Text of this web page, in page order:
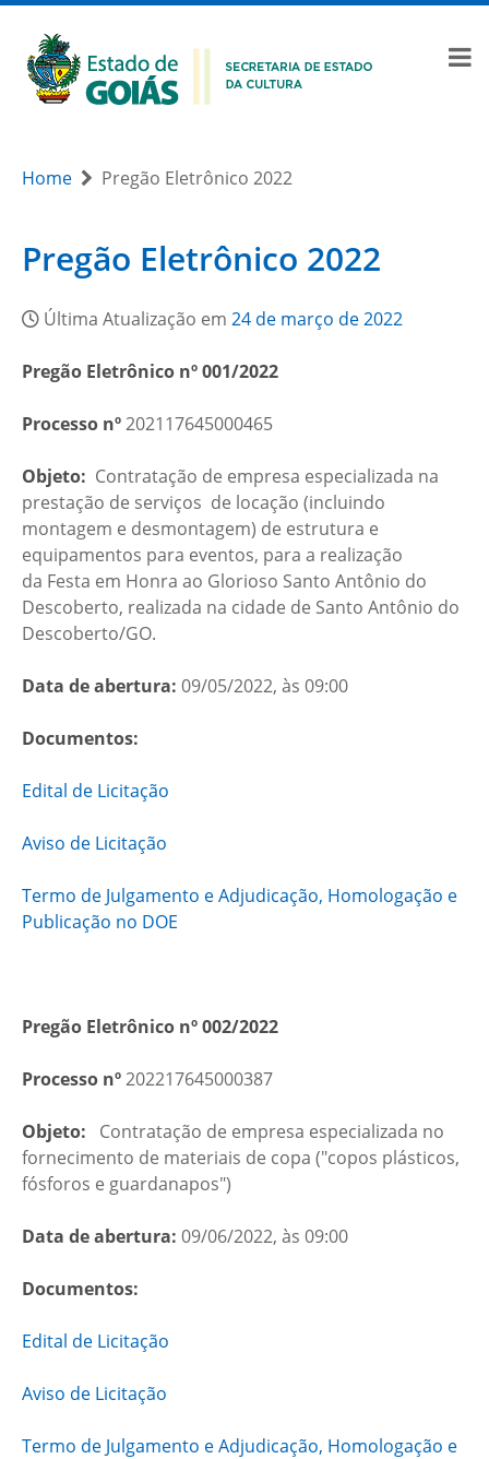
Home Pregão Eletrônico 2022
Pregão Eletrônico 2022
Última Atualização em 24 de março de 2022
Pregão Eletrônico nº 001/2022
Processo nº202117645000465
Objeto: Contratação de empresa especializada na
prestação de serviços de locação (incluindo
montagem e desmontagem) de estrutura e
equipamentos para eventos, para a realização
da Festa em Honra ao Glorioso Santo Antônio do
Descoberto, realizada na cidade de Santo Antônio do
Descoberto/GO.
Data de abertura: 09/05/2022, às 09:00
Documentos:
Edital de Licitação
Aviso de Licitação
Termo de Julgamento e Adjudicação, Homologação e
Publicação no DOE
Pregão Eletrônico nº 002/2022
Processo nº202217645000387
Objeto:
Contratação de empresa especializada no
fornecimento de materiais de copa ("copos plásticos,
fósforos e guardanapos")
Data de abertura: 09/06/2022, às 09:00
Documentos:
Edital de Licitação
Aviso de Licitação
Termo de Julgamento e Adjudicação, Homologação e